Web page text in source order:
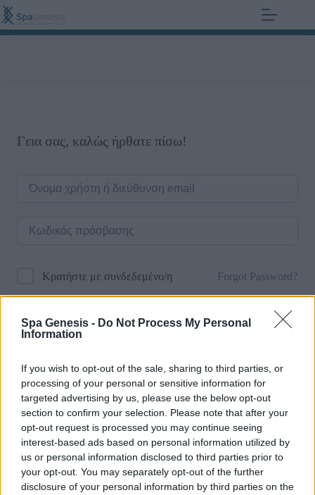
Spa Genesis - Do Not Process My Personal
Information
If you wish to opt-out of the sale, sharing to third parties, or
processing of your personal or sensitive information for
targeted advertising by us, please use the below opt-out
section to confirm your selection. Please note that after your
opt-out request is processed you may continue seeing
interest-based ads based on personal information utilized by
us or personal information disclosed to third parties prior to
your opt-out. You may separately opt-out of the further
disclosure of your personal information by third parties on the
€
Γεια σας, καλώς ήρθατε πίσω!
Κρατήστε με συνδεδεμένο/η Forgot Password?
Σύνδεση
Δεν έχετε λογαριασμό;Εγγραφείτε Τώρα
+30 210 700 6825